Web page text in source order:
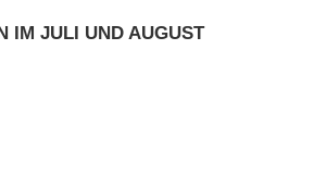
IM JULI UND AUGUST